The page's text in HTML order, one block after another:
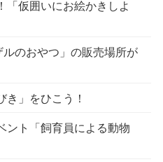
「仮囲いにお絵かきしよ
のおやつ」の販売場所が
き」をひこう！
ント「飼育員による動物